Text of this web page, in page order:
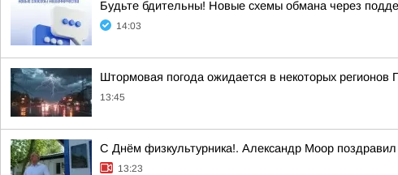
Будьте бдительны! Новые схемы обмана через
14:03
Штормовая погода ожидается в некоторых
13:45
С Днём физкультурника!. Александр Моор
13:23